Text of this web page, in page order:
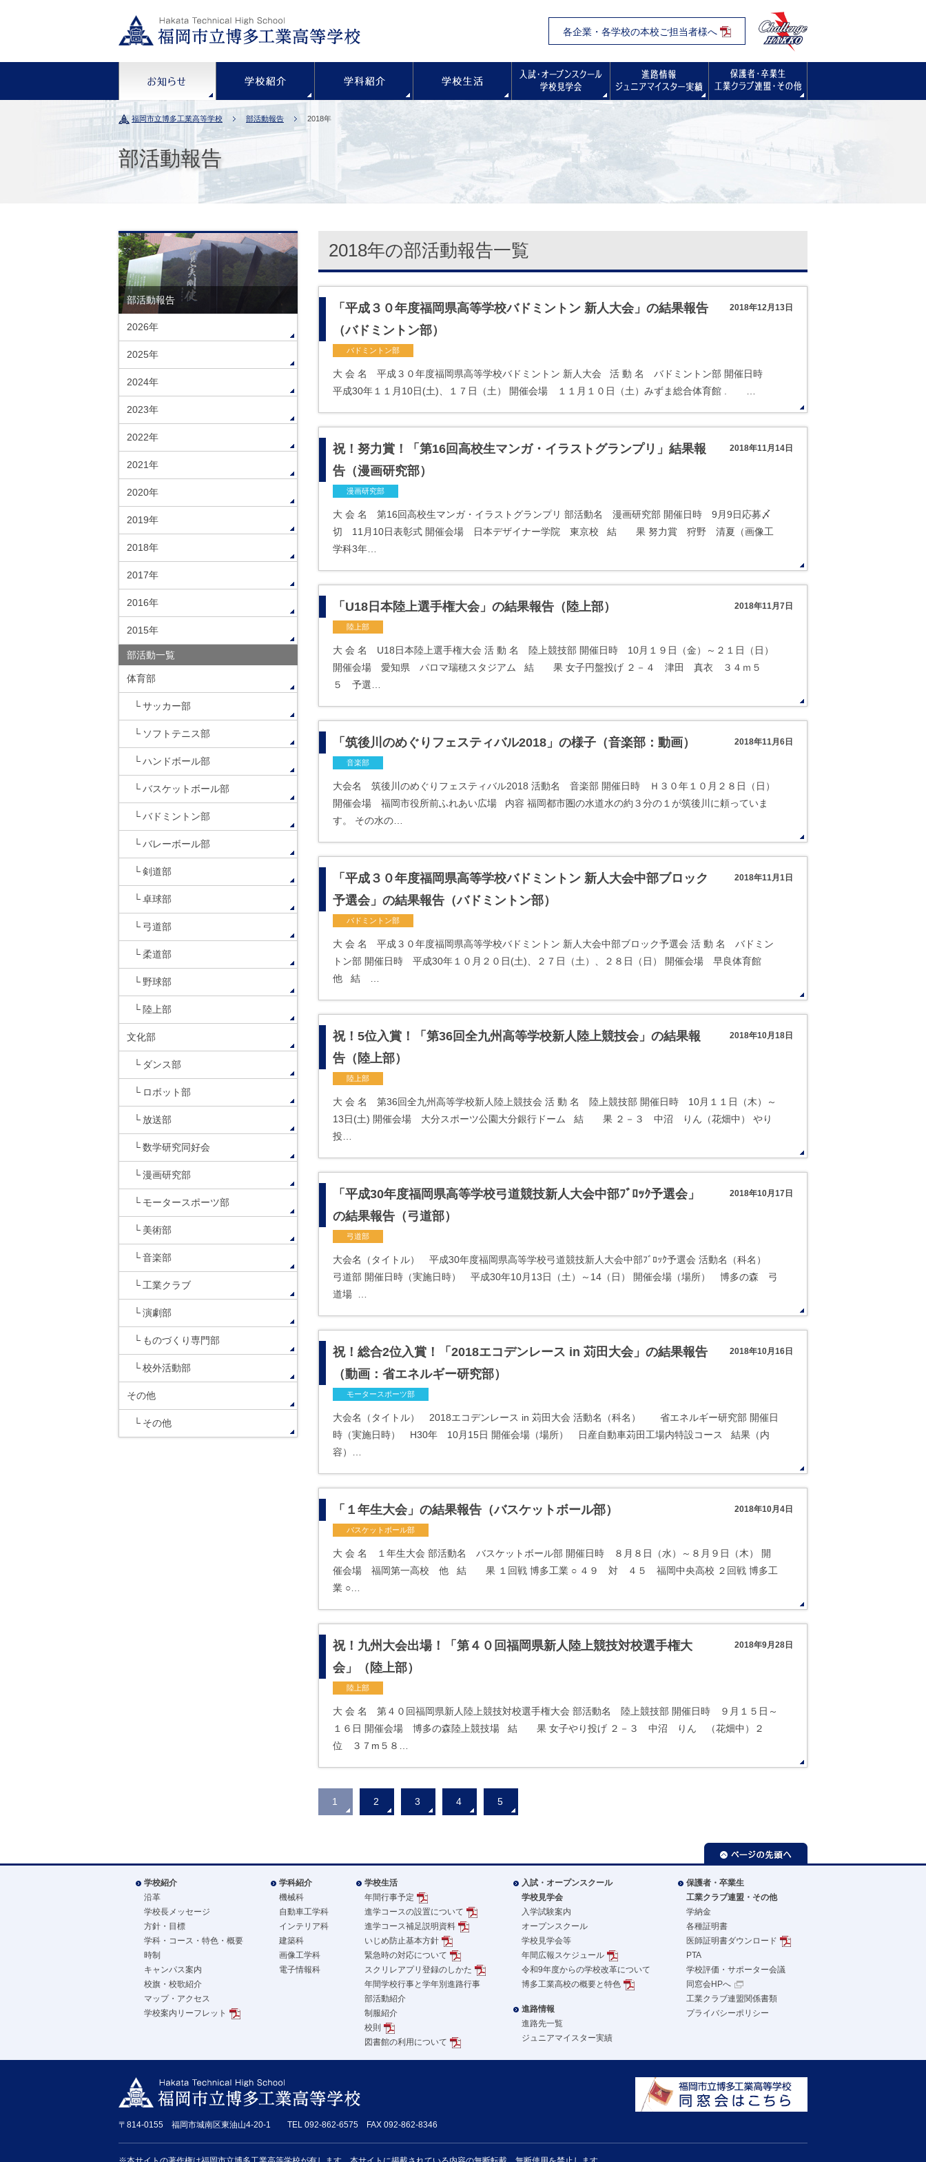
各企業・各学校の本校ご担当者様へ
学校生活 入試・オープンスクール・学校見学会
進路情報
福岡市立博多工業高等学校 部活動報告 2018年
部活動報告
2018年の部活動報告一覧
「平成３０年度福岡県高等学校バドミントン 新人大会」の結果報告
（バドミントン部）
バドミントン部
大 会 名 平成３０年度福岡県高等学校バドミントン 新人大会 活 動 名 バドミントン部 開催日時
平成30年１１月10日(土)、１７日（土） 開催会場 １１月１０日（土）みずま総合体育館 . …
2018年12月13日
祝！努力賞！「第16回高校生マンガ・イラストグランプリ」結果報
告（漫画研究部）
漫画研究部
大 会 名 第16回高校生マンガ・イラストグランプリ 部活動名 漫画研究部 開催日時 9月9日応募〆
切 11月10日表彰式 開催会場 日本デザイナー学院 東京校 結 果 努力賞 狩野 清夏（画像工
学科3年…
2018年11月14日
「U18日本陸上選手権大会」の結果報告（陸上部）
陸上部
大 会 名 U18日本陸上選手権大会 活 動 名 陸上競技部 開催日時 10月１９日（金）～２１日（日）
開催会場 愛知県 パロマ瑞穂スタジアム 結 果 女子円盤投げ ２－４ 津田 真衣 ３４ｍ５
５ 予選…
2018年11月7日
「筑後川のめぐりフェスティバル2018」の様子（音楽部：動画）
音楽部
大会名 筑後川のめぐりフェスティバル2018 活動名 音楽部 開催日時 Ｈ３０年１０月２８日（日）
開催会場 福岡市役所前ふれあい広場 内容 福岡都市圏の水道水の約３分の１が筑後川に頼っていま
す。 その水の…
2018年11月6日
「平成３０年度福岡県高等学校バドミントン 新人大会中部ブロック
予選会」の結果報告（バドミントン部）
バドミントン部
大 会 名 平成３０年度福岡県高等学校バドミントン 新人大会中部ブロック予選会 活 動 名 バドミン
トン部 開催日時 平成30年１０月２０日(土)、２７日（土）、２８日（日） 開催会場 早良体育館
他 結 …
2018年11月1日
祝！5位入賞！「第36回全九州高等学校新人陸上競技会」の結果報
告（陸上部）
陸上部
大 会 名 第36回全九州高等学校新人陸上競技会 活 動 名 陸上競技部 開催日時 10月１１日（木）～
13日(土) 開催会場 大分スポーツ公園大分銀行ドーム 結 果 ２－３ 中沼 りん（花畑中） やり
投…
2018年10月18日
「平成30年度福岡県高等学校弓道競技新人大会中部ﾌﾞﾛｯｸ予選会」
の結果報告（弓道部）
弓道部
大会名（タイトル） 平成30年度福岡県高等学校弓道競技新人大会中部ﾌﾞﾛｯｸ予選会 活動名（科名）
弓道部 開催日時（実施日時） 平成30年10月13日（土）～14（日） 開催会場（場所） 博多の森 弓
道場 …
2018年10月17日
祝！総合2位入賞！「2018エコデンレース in 苅田大会」の結果報告
（動画：省エネルギー研究部）
モータースポーツ部
大会名（タイトル） 2018エコデンレース in 苅田大会 活動名（科名） 省エネルギー研究部 開催日
時（実施日時） H30年 10月15日 開催会場（場所） 日産自動車苅田工場内特設コース 結果（内
容）…
2018年10月16日
「１年生大会」の結果報告（バスケットボール部）
バスケットボール部
大 会 名 １年生大会 部活動名 バスケットボール部 開催日時 ８月８日（水）～８月９日（木） 開
催会場 福岡第一高校 他 結 果 １回戦 博多工業 ○ ４９ 対 ４５ 福岡中央高校 ２回戦 博多工
業 ○…
2018年10月4日
祝！九州大会出場！「第４０回福岡県新人陸上競技対校選手権大
会」（陸上部）
陸上部
大 会 名 第４０回福岡県新人陸上競技対校選手権大会 部活動名 陸上競技部 開催日時 ９月１５日～
１６日 開催会場 博多の森陸上競技場 結 果 女子やり投げ ２－３ 中沼 りん （花畑中）２
位 ３７m５８…
2018年9月28日
1 2 3 4 5
部活動報告
2026年
2025年
2024年
2023年
2022年
2021年
2020年
2019年
2018年
2017年
2016年
2015年
部活動一覧
体育部
サッカー部
ソフトテニス部
ハンドボール部
バスケットボール部
バドミントン部
バレーボール部
剣道部
卓球部
弓道部
柔道部
野球部
陸上部
文化部
ダンス部
ロボット部
放送部
数学研究同好会
漫画研究部
モータースポーツ部
美術部
音楽部
工業クラブ
演劇部
ものづくり専門部
校外活動部
その他
その他
学校紹介
沿革
学校長メッセージ
方針・目標
学科・コース・特色・概要
時制
キャンパス案内
校旗・校歌紹介
マップ・アクセス
学校案内リーフレット
学科紹介
機械科
自動車工学科
インテリア科
建築科
画像工学科
電子情報科
学校生活
年間行事予定
進学コースの設置について
進学コース補足説明資料
いじめ防止基本方針
緊急時の対応について
スクリレアプリ登録のしかた
年間学校行事と学年別進路行事
部活動紹介
制服紹介
校則
図書館の利用について
入試・オープンスクール
学校見学会
入学試験案内
オープンスクール
学校見学会等
年間広報スケジュール
令和9年度からの学校改革について
博多工業高校の概要と特色
進路情報
進路先一覧
ジュニアマイスター実績
保護者・卒業生
工業クラブ連盟・その他
学納金
各種証明書
医師証明書ダウンロード
PTA
学校評価・サポーター会議
同窓会HPへ
工業クラブ連盟関係書類
プライバシーポリシー
〒814-0155 福岡市城南区東油山4-20-1 TEL 092-862-6575 FAX 092-862-8346